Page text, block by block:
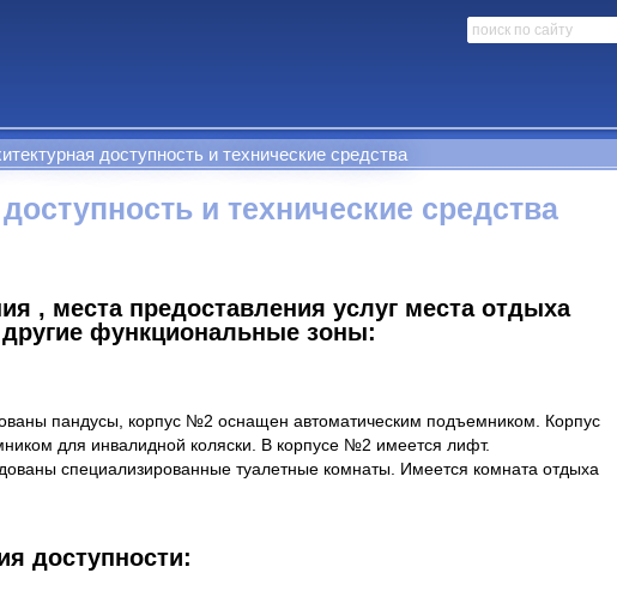
доступность и технические средства
и технические средства
, места предоставления услуг места отдыха
другие функциональные зоны:
пандусы, корпус №2 оснащен автоматическим подъемником. Корпус
для инвалидной коляски. В корпусе №2 имеется лифт.
специализированные туалетные комнаты. Имеется комната отдыха
доступности: